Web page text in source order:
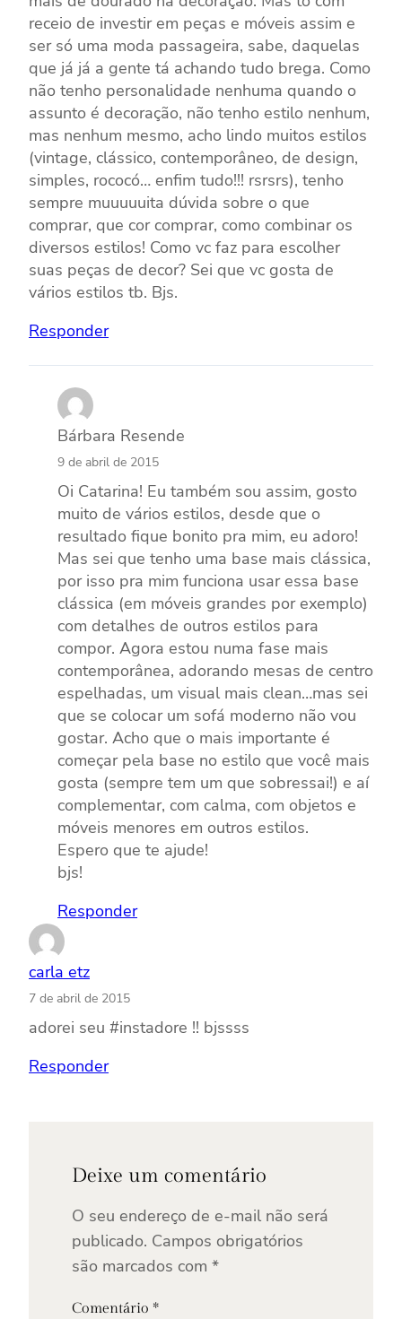
receio de investir em peças e móveis assim e
ser só uma moda passageira, sabe, daquelas
que já já a gente tá achando tudo brega. Como
não tenho personalidade nenhuma quando o
assunto é decoração, não tenho estilo nenhum,
mas nenhum mesmo, acho lindo muitos estilos
(vintage, clássico, contemporâneo, de design,
simples, rococó… enfim tudo!!! rsrsrs), tenho
sempre muuuuuita dúvida sobre o que
comprar, que cor comprar, como combinar os
diversos estilos! Como vc faz para escolher
suas peças de decor? Sei que vc gosta de
vários estilos tb. Bjs.
Responder
Bárbara Resende
9 de abril de 2015
Oi Catarina! Eu também sou assim, gosto
muito de vários estilos, desde que o
resultado fique bonito pra mim, eu adoro!
Mas sei que tenho uma base mais clássica,
por isso pra mim funciona usar essa base
clássica (em móveis grandes por exemplo)
com detalhes de outros estilos para
compor. Agora estou numa fase mais
contemporânea, adorando mesas de centro
espelhadas, um visual mais clean…mas sei
que se colocar um sofá moderno não vou
gostar. Acho que o mais importante é
começar pela base no estilo que você mais
gosta (sempre tem um que sobressai!) e aí
complementar, com calma, com objetos e
móveis menores em outros estilos.
Espero que te ajude!
bjs!
Responder
carla etz
7 de abril de 2015
adorei seu #instadore !! bjssss
Responder
Deixe um comentário
O seu endereço de e-mail não será
publicado. Campos obrigatórios
são marcados com *
Comentário *